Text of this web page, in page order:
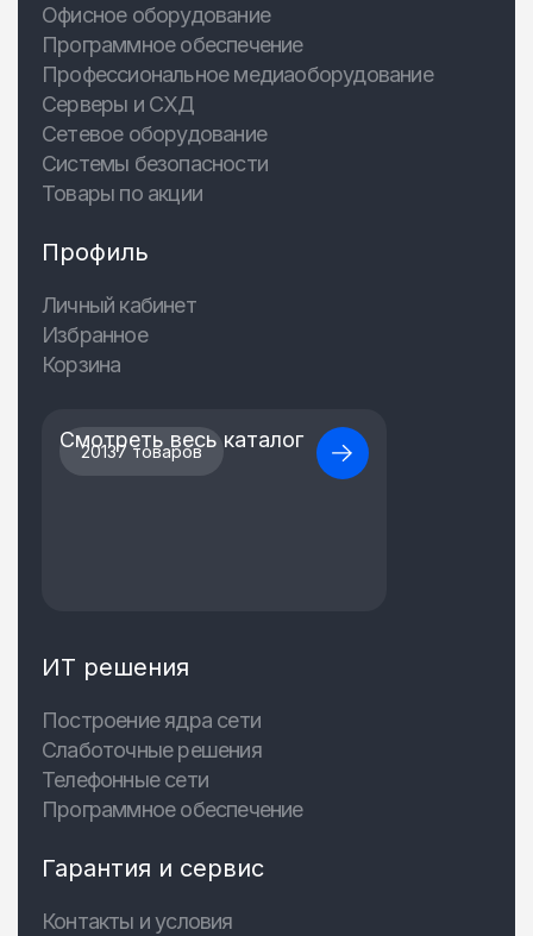
Офисное оборудование
Программное обеспечение
Профессиональное медиаоборудование
Серверы и СХД
Сетевое оборудование
Системы безопасности
Товары по акции
Профиль
Личный кабинет
Избранное
Корзина
20137 товаров
Смотреть весь каталог
ИТ решения
Построение ядра сети
Слаботочные решения
Телефонные сети
Программное обеспечение
Гарантия и сервис
Контакты и условия